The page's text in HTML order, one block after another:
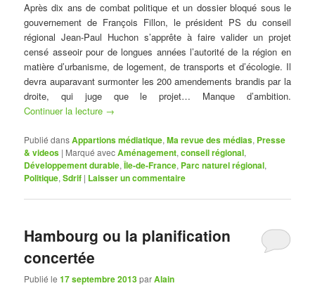
Après dix ans de combat politique et un dossier bloqué sous le
gouvernement de François Fillon, le président PS du conseil
régional Jean-Paul Huchon s’apprête à faire valider un projet
censé asseoir pour de longues années l’autorité de la région en
matière d’urbanisme, de logement, de transports et d’écologie. Il
devra auparavant surmonter les 200 amendements brandis par la
droite, qui juge que le projet… Manque d’ambition.
Continuer la lecture →
Publié dansAppartions médiatique,Ma revue des médias, Presse
& videos | Marqué avecAménagement,conseil régional,
Développement durable,Île-de-France, Parc naturel régional,
Politique,Sdrif | Laisser un commentaire
Hambourg ou la planification
concertée
Publié le17 septembre 2013parAlain